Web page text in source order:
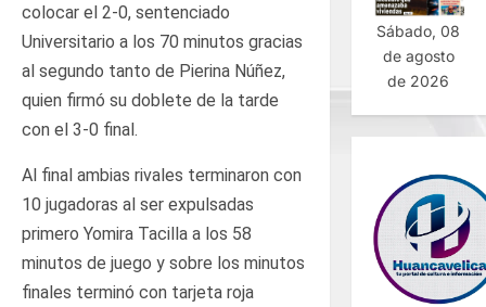
colocar el 2-0, sentenciado
Universitario a los 70 minutos gracias
al segundo tanto de Pierina Núñez,
quien firmó su doblete de la tarde
con el 3-0 final.
Al final ambias rivales terminaron con
10 jugadoras al ser expulsadas
primero Yomira Tacilla a los 58
minutos de juego y sobre los minutos
finales terminó con tarjeta roja
Sábado, 08
de agosto
de 2026